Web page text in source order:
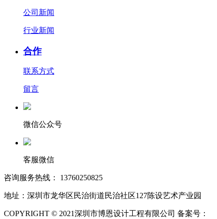
公司新闻
行业新闻
合作
联系方式
留言
微信公众号
客服微信
咨询服务热线： 13760250825
地址：深圳市龙华区民治街道民治社区127陈设艺术产业园
COPYRIGHT © 2021深圳市博恩设计工程有限公司 备案号：